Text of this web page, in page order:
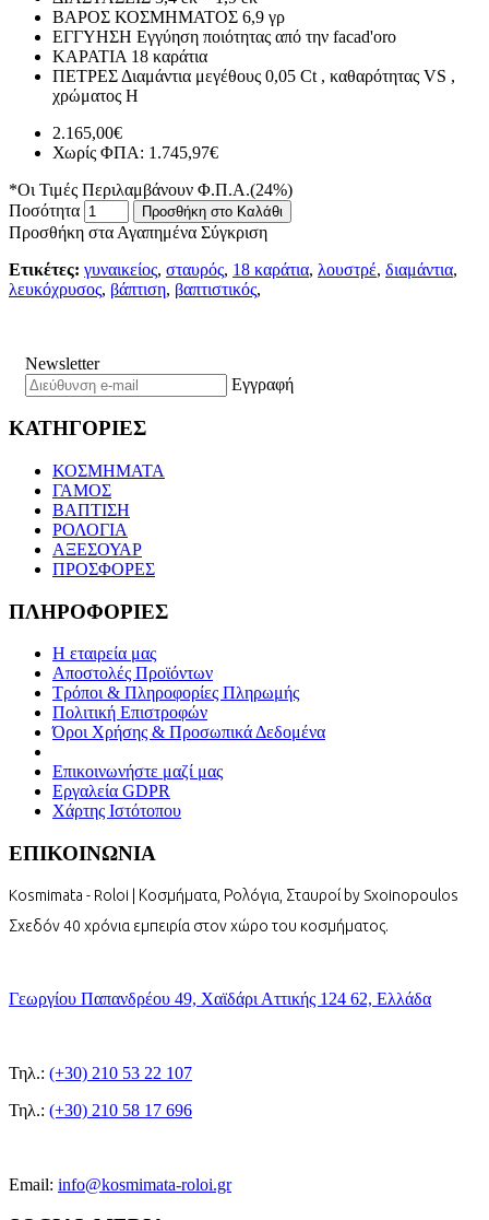
ΒΑΡΟΣ ΚΟΣΜΗΜΑΤΟΣ 6,9 γρ
ΕΓΓΥΗΣΗ Εγγύηση ποιότητας από την facad'oro
ΚΑΡΑΤΙΑ 18 καράτια
ΠΕΤΡΕΣ Διαμάντια μεγέθους 0,05 Ct , καθαρότητας VS ,
χρώματος H
2.165,00€
Χωρίς ΦΠΑ: 1.745,97€
*Οι Τιμές Περιλαμβάνουν Φ.Π.Α.(24%)
Ποσότητα
Προσθήκη στο Καλάθι
Προσθήκη στα Αγαπημένα Σύγκριση
Ετικέτες: γυναικείος, σταυρός, 18 καράτια, λουστρέ, διαμάντια,
λευκόχρυσος, βάπτιση, βαπτιστικός,
Newsletter
Εγγραφή
ΚΑΤΗΓΟΡΙΕΣ
ΚΟΣΜΗΜΑΤΑ
ΓΑΜΟΣ
ΒΑΠΤΙΣΗ
ΡΟΛΟΓΙΑ
ΑΞΕΣΟΥΑΡ
ΠΡΟΣΦΟΡΕΣ
ΠΛΗΡΟΦΟΡΙΕΣ
Η εταιρεία μας
Αποστολές Προϊόντων
Τρόποι & Πληροφορίες Πληρωμής
Πολιτική Επιστροφών
Όροι Χρήσης & Προσωπικά Δεδομένα
Επικοινωνήστε μαζί μας
Εργαλεία GDPR
Χάρτης Ιστότοπου
ΕΠΙΚΟΙΝΩΝΙΑ
Kosmimata - Roloi | Κοσμήματα, Ρολόγια, Σταυροί by Sxoinopoulos
Σχεδόν 40 χρόνια εμπειρία στον χώρο του κοσμήματος.
Γεωργίου Παπανδρέου 49, Χαϊδάρι Αττικής 124 62, Ελλάδα
Τηλ.: (+30) 210 53 22 107
Τηλ.: (+30) 210 58 17 696
Email: info@kosmimata-roloi.gr